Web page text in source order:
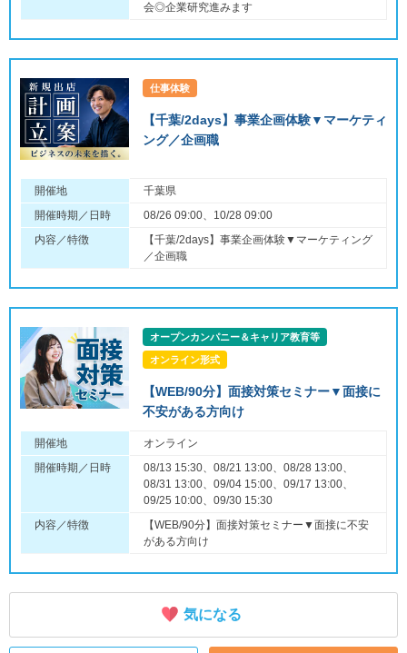
会◎企業研究進みます
仕事体験
【千葉/2days】事業企画体験▼マーケティ
ング／企画職
開催地
千葉県
開催時期／日時
08/26 09:00、10/28 09:00
内容／特徴
【千葉/2days】事業企画体験▼マーケティング
／企画職
オープンカンパニー＆キャリア教育等
オンライン形式
【WEB/90分】面接対策セミナー▼面接に
不安がある方向け
開催地
オンライン
開催時期／日時
08/13 15:30、08/21 13:00、08/28 13:00、
08/31 13:00、09/04 15:00、09/17 13:00、
09/25 10:00、09/30 15:30
内容／特徴
【WEB/90分】面接対策セミナー▼面接に不安
がある方向け
気になる